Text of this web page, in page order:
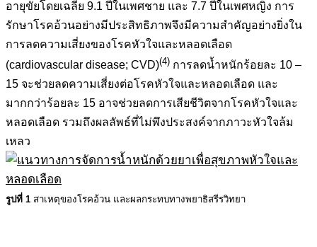
อายุขัยโดยเฉลี่ย 9.1 ปีในเพศชาย และ 7.7 ปีในเพศหญิง การ
รักษาโรคอ้วนอย่างมีประสิทธิภาพจึงมีความสำคัญอย่างยิ่งใน
การลดความเสี่ยงของโรคหัวใจและหลอดเลือด
(cardiovascular disease; CVD)(4) การลดน้ำหนักร้อยละ 10 –
15 จะช่วยลดความเสี่ยงต่อโรคหัวใจและหลอดเลือด และ
มากกว่าร้อยละ 15 อาจช่วยลดการเสียชีวิตจากโรคหัวใจและ
หลอดเลือด รวมถึงผลลัพธ์ที่ไม่พึงประสงค์จากภาวะหัวใจล้ม
เหลว
รูปที่ 1 สาเหตุของโรคอ้วน และผลกระทบทางพยาธิสรีรวิทยา